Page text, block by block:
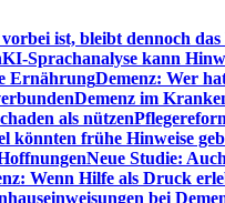
ist, bleibt dennoch
KI-Sprachanalyse kann
ErnährungDemenz: Wer
Demenz im
als nützen
könnten frühe Hinweise
Neue Studie:
Wenn Hilfe als Druck
bei